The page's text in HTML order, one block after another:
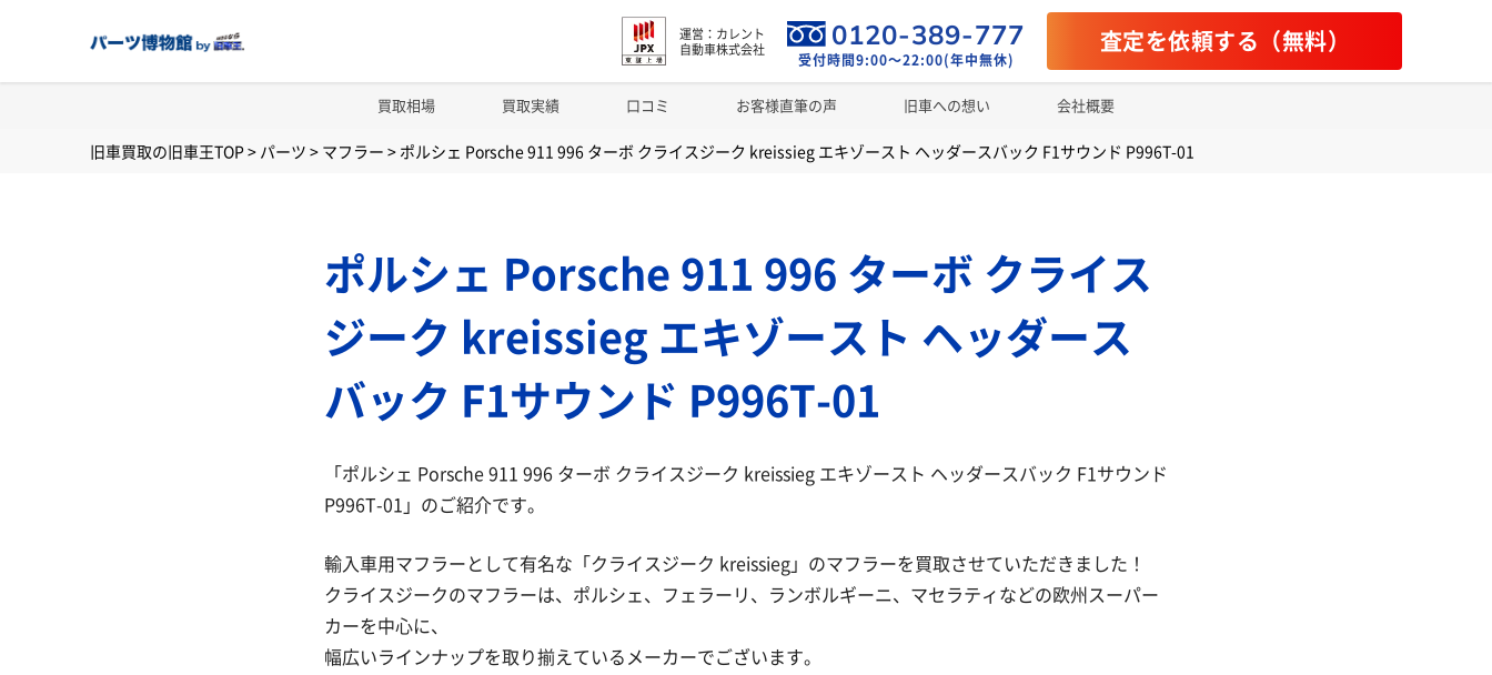
運営：カレント
自動車株式会社
0120-389-777
受付時間9:00～22:00(年中無休)
査定を依頼する（無料）
買取相場 買取実績 口コミ お客様直筆の声 旧車への想い 会社概要
旧車買取の旧車王TOP > パーツ > マフラー > ポルシェ Porsche 911 996 ターボ クライスジーク kreissieg エキゾースト ヘッダースバック F1サウンド P996T-01
ポルシェ Porsche 911 996 ターボ クライス
ジーク kreissieg エキゾースト ヘッダース
バック F1サウンド P996T-01
「ポルシェ Porsche 911 996 ターボ クライスジーク kreissieg エキゾースト ヘッダースバック F1サウンド
P996T-01」のご紹介です。
輸入車用マフラーとして有名な「クライスジーク kreissieg」のマフラーを買取させていただきました！
クライスジークのマフラーは、ポルシェ、フェラーリ、ランボルギーニ、マセラティなどの欧州スーパー
カーを中心に、
幅広いラインナップを取り揃えているメーカーでございます。